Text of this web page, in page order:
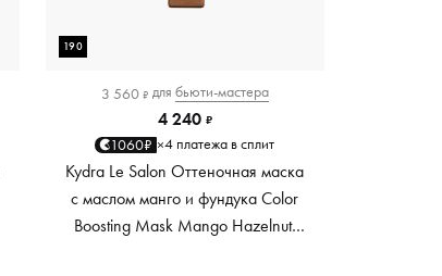
190
3 560 ₽ для бьюти-мастера
4 240 ₽
1060₽ ×4 платежа в сплит
Kydra Le Salon Оттеночная маска
с маслом манго и фундука Color
Boosting Mask Mango Hazelnut,